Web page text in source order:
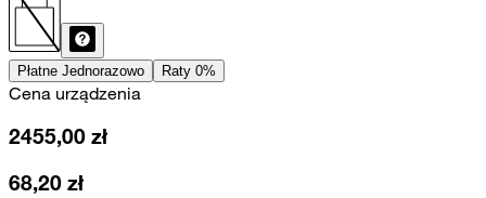
Płatne Jednorazowo Raty 0%
Cena urządzenia
2455,00 zł
68,20 zł